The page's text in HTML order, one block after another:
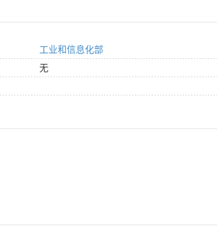
工业和信息化部
无